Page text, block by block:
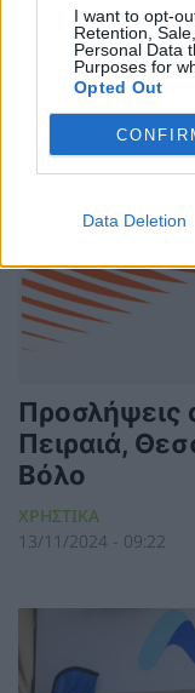
I want to opt-
Retention,
Personal Data
Purposes for
Opted Out
Data Deletion
ΝΕΕΣ ΤΕΧΝΟΛΟΓΙΕΣ
17/12/2024 - 10:51
Προσλήψεις
Πειραιά,
Βόλο
ΧΡΗΣΤΙΚΑ
13/11/2024 - 09:22